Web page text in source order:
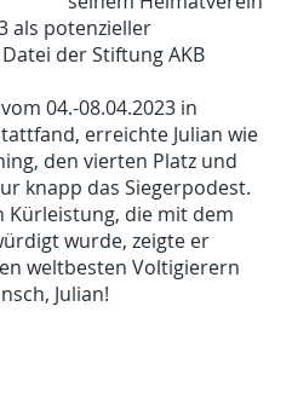
als potenzieller
der Stiftung AKB
04.-08.04.2023 in
erreichte Julian wie
den vierten Platz und
knapp das Siegerpodest.
die mit dem
wurde, zeigte er
weltbesten Voltigierern
Julian!